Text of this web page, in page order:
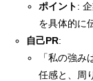
ポイント:
を具体的に
自己PR:
「私の強
任感と、周